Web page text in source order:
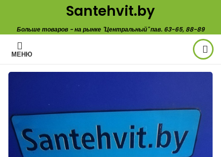
Santehvit.by
Больше товаров - на рынке "Центральный" пав. 63-65, 88-89
МЕНЮ